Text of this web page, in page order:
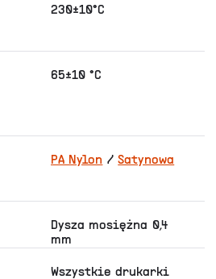
230±10°C
65±10 °C
PA Nylon /Satynowa
Dysza mosiężna 0,4
mm
Wszystkie drukarki